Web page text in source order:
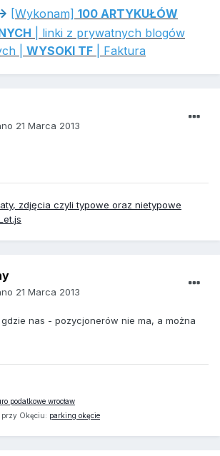
[Wykonam] 100 ARTYKUŁÓW
| linki z prywatnych blogów
| WYSOKI TF | Faktura
21 Marca 2013
zdjęcia czyli typowe oraz nietypowe
21 Marca 2013
nas - pozycjonerów nie ma, a można
podatkowe wrocław
przy Okęciu: parking okęcie